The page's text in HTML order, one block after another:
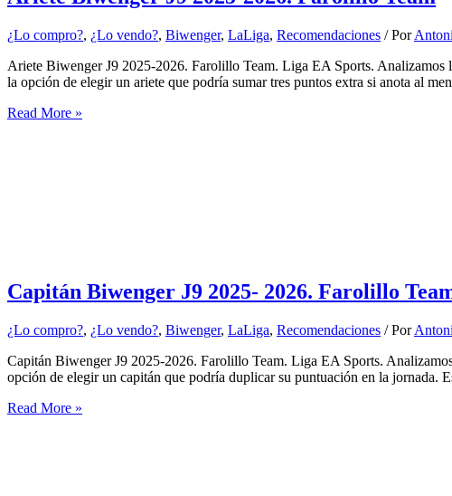
¿Lo compro?, ¿Lo vendo?, Biwenger, LaLiga, Recomendaciones / Por
Ariete Biwenger J9 2025-2026. Farolillo Team. Liga EA Sports. Analizamos
la opción de elegir un ariete que podría sumar tres puntos extra si anota al
Ariete
Read More »
Capitán Biwenger J9 2025- 2026. Farolillo
¿Lo compro?, ¿Lo vendo?, Biwenger, LaLiga, Recomendaciones / Por
Capitán Biwenger J9 2025-2026. Farolillo Team. Liga EA Sports.
opción de elegir un capitán que podría duplicar su puntuación en la jornada.
Capitán
Read More »